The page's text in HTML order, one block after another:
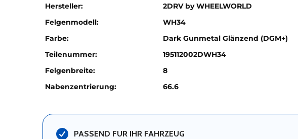
Hersteller:
2DRV by WHEELWORLD
Felgenmodell:
WH34
Farbe:
Dark Gunmetal Glänzend (DGM+)
Teilenummer:
195112002DWH34
Felgenbreite:
8
Nabenzentrierung:
66.6
PASSEND FUR IHR FAHRZEUG